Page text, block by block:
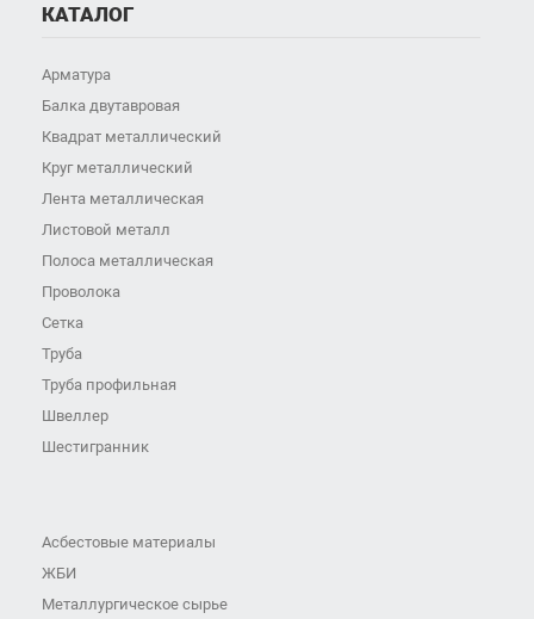
КАТАЛОГ
Арматура
Балка двутавровая
Квадрат металлический
Круг металлический
Лента металлическая
Листовой металл
Полоса металлическая
Проволока
Сетка
Труба
Труба профильная
Швеллер
Шестигранник
Асбестовые материалы
ЖБИ
Металлургическое сырье